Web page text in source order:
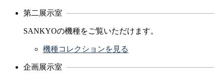
第二展示室
SANKYOの機種をご覧いただけます。
機種コレクションを見る
企画展示室